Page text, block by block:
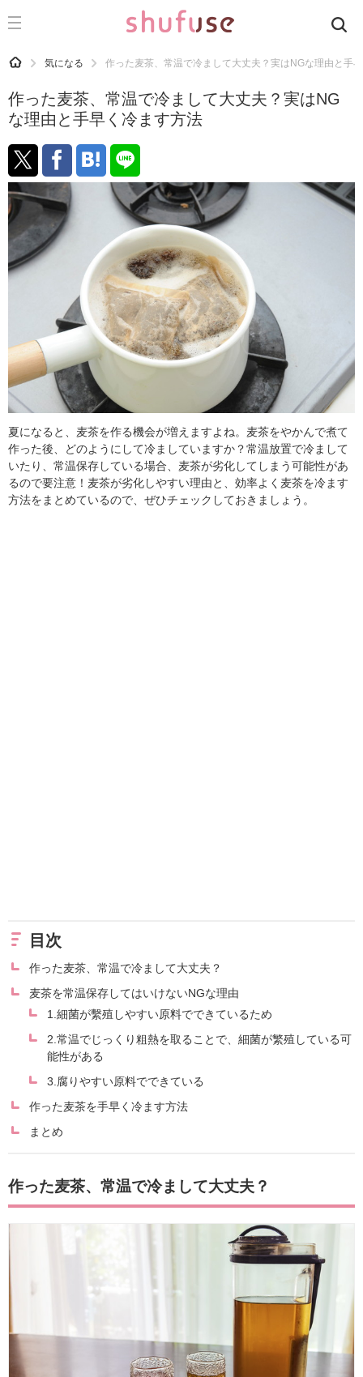
CATEGORY 記事カテゴリ
運気
洗濯
生活の知恵
お金
掃除
マナー
食材辞典
おすすめ
HOME 気になる 作った麦茶、常温で冷まして大丈夫？実はNGな理由と手
作った麦茶、常温で冷まして大丈夫？実はNG
な理由と手早く冷ます方法
夏になると、麦茶を作る機会が増えますよね。麦茶をやかんで煮て
作った後、どのようにして冷ましていますか？常温放置で冷まして
いたり、常温保存している場合、麦茶が劣化してしまう可能性があ
るので要注意！麦茶が劣化しやすい理由と、効率よく麦茶を冷ます
方法をまとめているので、ぜひチェックしておきましょう。
目次
作った麦茶、常温で冷まして大丈夫？
麦茶を常温保存してはいけないNGな理由
1.細菌が繫殖しやすい原料でできているため
2.常温でじっくり粗熱を取ることで、細菌が繁殖している可
能性がある
3.腐りやすい原料でできている
作った麦茶を手早く冷ます方法
まとめ
作った麦茶、常温で冷まして大丈夫？